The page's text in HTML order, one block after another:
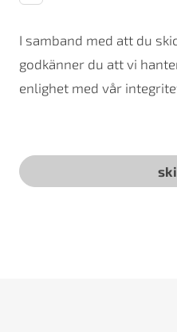
I samband med att du
godkänner du att vi
enlighet med vår